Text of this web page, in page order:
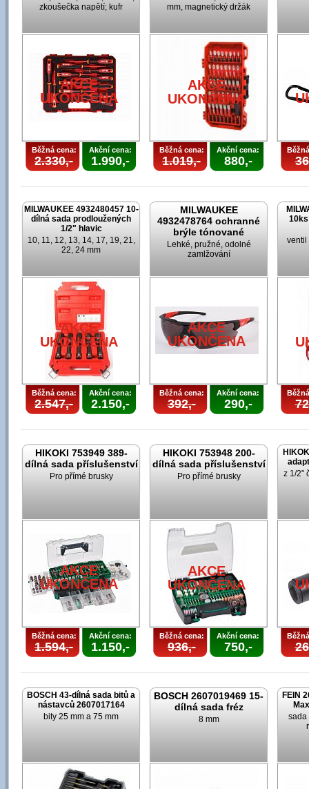
zkoušečka napětí; kufr
AKCE
UKONČENA
Běžná cena:
2.330,-
Akční cena:
1.990,-
mm, magnetický držák
AKCE
UKONČENA
Běžná cena:
1.019,-
Akční cena:
880,-
MILWAUKEE 4932480457 10-
dílná sada prodloužených
1/2" hlavic
10, 11, 12, 13, 14, 17, 19, 21,
22, 24 mm
AKCE
UKONČENA
Běžná cena:
2.547,-
Akční cena:
2.150,-
MILWAUKEE
4932478764 ochranné
brýle tónované
Lehké, pružné, odolné
zamlžování
AKCE
UKONČENA
Běžná cena:
392,-
Akční cena:
290,-
ventil
HIKOKI 753949 389-
dílná sada příslušenství
Pro přímé brusky
AKCE
UKONČENA
Běžná cena:
1.594,-
Akční cena:
1.150,-
HIKOKI 753948 200-
dílná sada příslušenství
Pro přímé brusky
AKCE
UKONČENA
Běžná cena:
936,-
Akční cena:
750,-
z 1/2"
BOSCH 43-dílná sada bitů a
nástavců 2607017164
bity 25 mm a 75 mm
BOSCH 2607019469 15-
dílná sada fréz
8 mm
FEIN
sada